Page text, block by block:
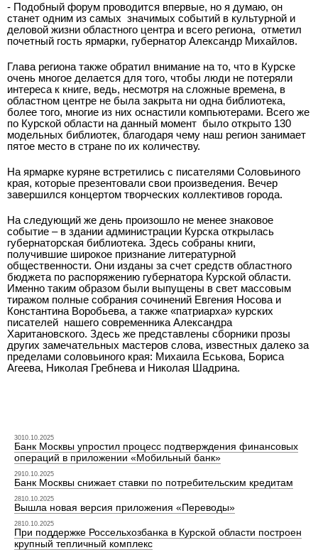
­- Подобный форум проводится впервые, но я думаю, он
станет одним из самых значимых событий в культурной и
деловой жизни областного центра и всего региона, ­ отметил
почетный гость ярмарки, губернатор Александр Михайлов.
Глава региона также обратил внимание на то, что в Курске
очень многое делается для того, чтобы люди не потеряли
интереса к книге, ведь, несмотря на сложные времена, в
областном центре не была закрыта ни одна библиотека,
более того, многие из них оснастили компьютерами. Всего же
по Курской области на данный момент было открыто 130
модельных библиотек, благодаря чему наш регион занимает
пятое место в стране по их количеству.
На ярмарке куряне встретились с писателями Соловьиного
края, которые презентовали свои произведения. Вечер
завершился концертом творческих коллективов города.
На следующий же день произошло не менее знаковое
событие – в здании администрации Курска открылась
губернаторская библиотека. Здесь собраны книги,
получившие широкое признание литературной
общественности. Они изданы за счет средств областного
бюджета по распоряжению губернатора Курской области.
Именно таким образом были выпущены в свет массовым
тиражом полные собрания сочинений Евгения Носова и
Константина Воробьева, а также «патриарха» курских
писателей ­ нашего современника Александра
Харитановского. Здесь же представлены сборники прозы
других замечательных мастеров слова, известных далеко за
пределами соловьиного края: Михаила Еськова, Бориса
Агеева, Николая Гребнева и Николая Шадрина.
3010.10.2025
Банк Москвы упростил процесс подтверждения финансовых
операций в приложении «Мобильный банк»
2910.10.2025
Банк Москвы снижает ставки по потребительским кредитам
2810.10.2025
Вышла новая версия приложения «Переводы»
2810.10.2025
При поддержке Россельхозбанка в Курской области построен
крупный тепличный комплекс